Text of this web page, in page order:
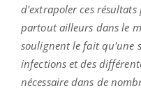
d'extrapoler ces
partout ailleurs dans le
soulignent le fait qu'une
infections et des
nécessaire dans de